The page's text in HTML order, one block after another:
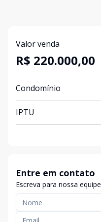
Valor venda
R$ 220.000,00
Condomínio
IPTU
Entre em contato
Escreva para nossa equipe